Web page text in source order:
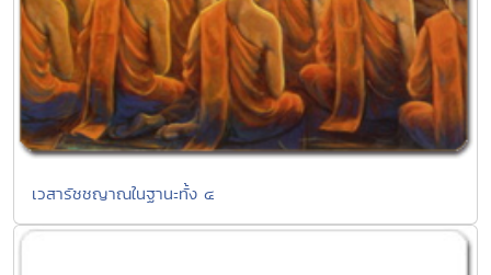
เวสารัชชญาณในฐานะทั้ง ๔